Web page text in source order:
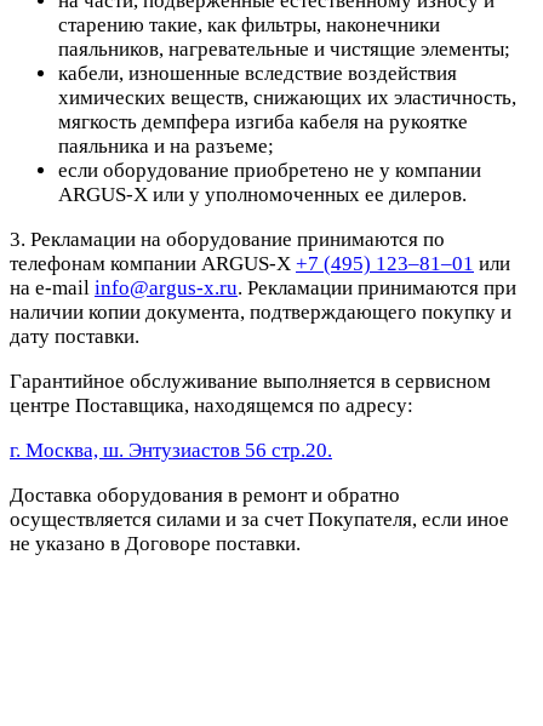
старению такие, как фильтры, наконечники
паяльников, нагревательные и чистящие элементы;
кабели, изношенные вследствие воздействия
химических веществ, снижающих их эластичность,
мягкость демпфера изгиба кабеля на рукоятке
паяльника и на разъеме;
если оборудование приобретено не у компании
ARGUS-X или у уполномоченных ее дилеров.
3. Рекламации на оборудование принимаются по
телефонам компании ARGUS-X +7 (495) 123–81–01 или
на e-mail info@argus-x.ru. Рекламации принимаются при
наличии копии документа, подтверждающего покупку и
дату поставки.
Гарантийное обслуживание выполняется в сервисном
центре Поставщика, находящемся по адресу:
г. Москва, ш. Энтузиастов 56 стр.20.
Доставка оборудования в ремонт и обратно
осуществляется силами и за счет Покупателя, если иное
не указано в Договоре поставки.